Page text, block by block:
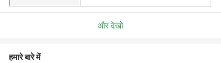
और देखो
हमारे बारे में